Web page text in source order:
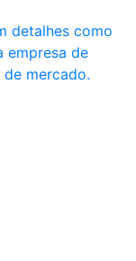
detalhes como
empresa de
mercado.